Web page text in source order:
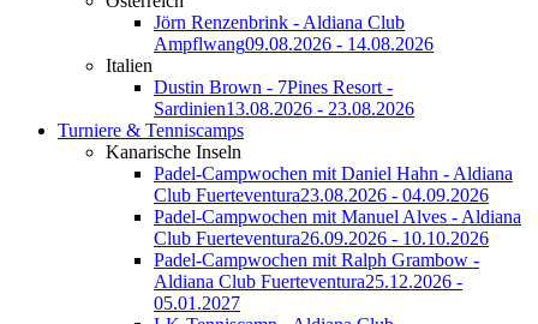
Jörn Renzenbrink - Aldiana Club
Ampflwang09.08.2026 - 14.08.2026
Italien
Dustin Brown - 7Pines Resort -
Sardinien13.08.2026 - 23.08.2026
Turniere & Tenniscamps
Kanarische Inseln
Padel-Campwochen mit Daniel Hahn - Aldiana
Club Fuerteventura23.08.2026 - 04.09.2026
Padel-Campwochen mit Manuel Alves - Aldiana
Club Fuerteventura26.09.2026 - 10.10.2026
Padel-Campwochen mit Ralph Grambow -
Aldiana Club Fuerteventura25.12.2026 -
05.01.2027